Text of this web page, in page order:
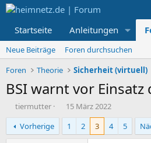
Startseite Anleitungen
Neue Beiträge
Foren durchsuchen
Foren
Theorie Sicherheit (virtuell)
BSI warnt vor
E
r
s
t
tiermutter
E
r
s
t
15 März 2022
Vorherige
1 2 3 4 5